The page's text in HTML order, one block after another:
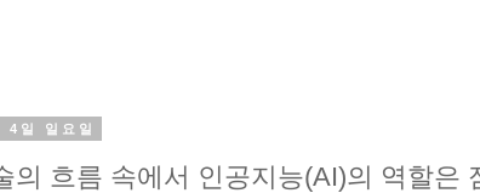
일 일요일
의 흐름 속에서 인공지능(AI)의 역할